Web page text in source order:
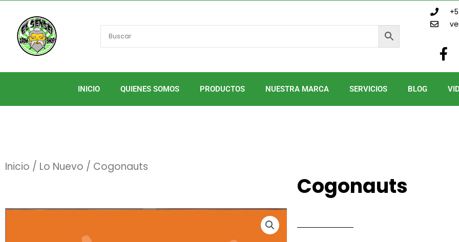
contenido
F
a
c
e
INICIO QUIENES SOMOS PRODUCTOS NUESTRA MARCA SERVICIOS BLOG
Inicio / Lo Nuevo / Cogonauts
Cogonauts